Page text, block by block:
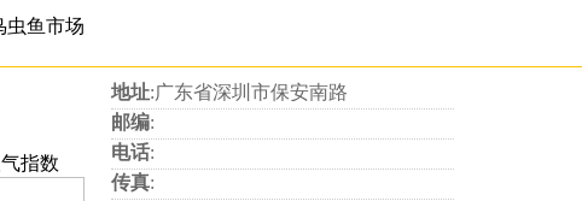
虫鱼市场
气指数
地址:广东省深圳市保安南路
邮编:
电话:
传真: